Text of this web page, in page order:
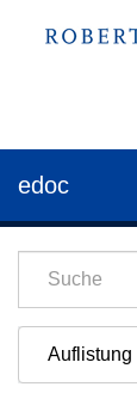
edoc
Auflistung